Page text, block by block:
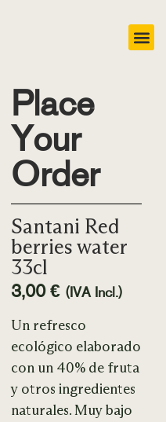
Place
Your
Order
Santani Red
berries water
33cl
3,00€ (IVA Incl.)
Un refresco
ecológico elaborado
con un 40% de fruta
y otros ingredientes
naturales. Muy bajo